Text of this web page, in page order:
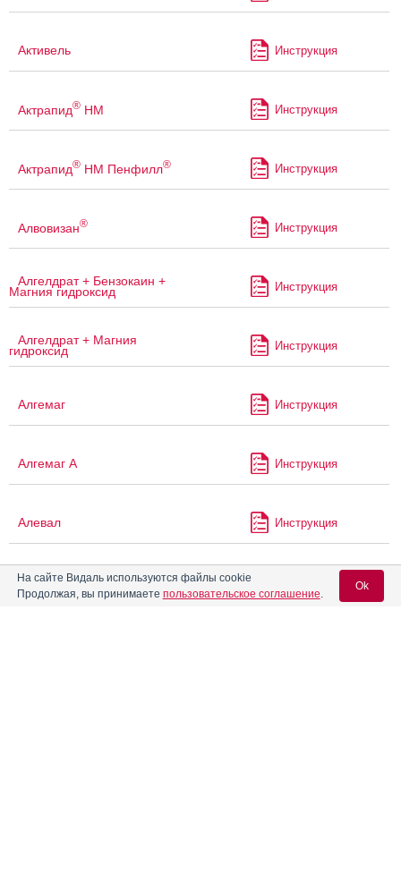
Активель Инструкция
Актрапид® НМ Инструкция
Актрапид® НМ Пенфилл® Инструкция
Алвовизан® Инструкция
Алгелдрат + Бензокаин +
Магния гидроксид Инструкция
Алгелдрат + Магния
гидроксид Инструкция
Алгемаг Инструкция
Алгемаг А Инструкция
Алевал Инструкция
Алзолам
На сайте Видаль используются файлы cookie
Продолжая, вы принимаете пользовательское соглашение.
Ok